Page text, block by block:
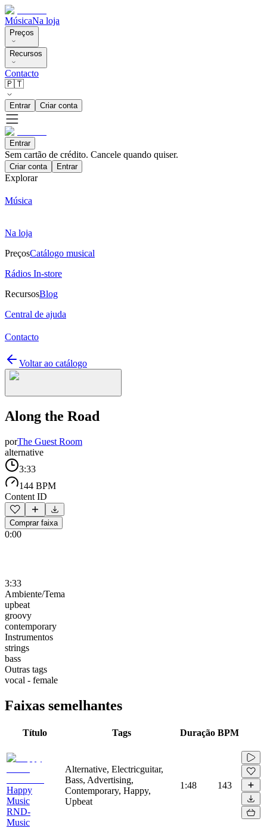
MúsicaNa loja
Preços
Recursos
Contacto
🇵🇹
Entrar Criar conta
Entrar
Sem cartão de crédito. Cancele quando quiser.
Criar conta Entrar
Explorar
Música
Na loja
PreçosCatálogo musical
Rádios In-store
RecursosBlog
Central de ajuda
Contacto
Voltar ao catálogo
Along the Road
porThe Guest Room
alternative
3:33
144 BPM
Content ID
Comprar faixa
0:00
3:33
Ambiente/Tema
upbeat
groovy
contemporary
Instrumentos
strings
bass
Outras tags
vocal - female
Faixas semelhantes
Título Tags Duração BPM
Happy
Music
RND-
Music
Alternative, Electricguitar,
Bass, Advertising,
Contemporary, Happy,
Upbeat
1:48 143